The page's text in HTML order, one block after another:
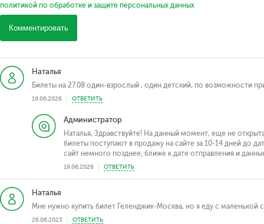
политикой по обработке и защите персональных данных
Комментировать
Наталья
Билеты на 27.08 один-взрослый , один детский, по возможности
19.06.2026 ОТВЕТИТЬ
Администратор
Наталья, Здравствуйте! На данный момент, еще не
билеты поступают в продажу на сайте за 10-14 дней до
сайт немного позднее, ближе к дате отправления и
19.06.2026 ОТВЕТИТЬ
Наталья
Мне нужно купить билет Геленджик-Москва, но я еду с маленькой
26.06.2023 ОТВЕТИТЬ